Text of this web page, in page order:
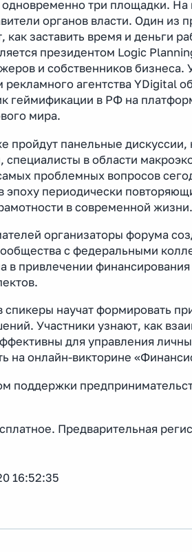
три площадки.
органов власти. Один
заставить время и деньги
президентом Logic
и собственников бизнеса.
агентства YDigital
геймификации в РФ на
мира.
пройдут панельные
в области
проблемных вопросов
эпоху периодически
в современной жизни.
организаторы форума
с федеральными
привлечении финансирования
научат формировать
Участники узнают, как
для управления
на онлайн-викторине
поддержки
Предварительная
16:52:35